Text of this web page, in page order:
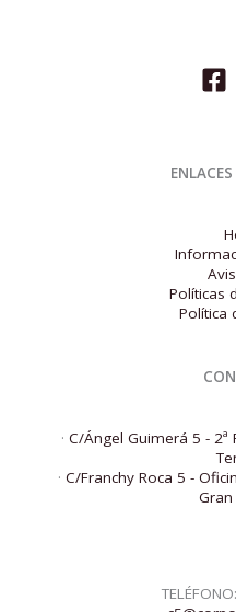
Políticas
Política
· C/Ángel Guimerá 5 - 2ª
· C/Franchy Roca 5 -
TELÉFONO: